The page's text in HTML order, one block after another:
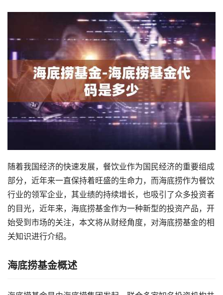
随着我国经济的快速发展，餐饮业作为国民经济的重要组成
部分，近年来一直保持着旺盛的生命力，而海底捞作为餐饮
行业的领军企业，其业绩的持续增长，也吸引了众多投资者
的目光，近年来，海底捞基金作为一种新型的投资产品，开
始受到市场的关注，本文将从财经角度，对海底捞基金的相
关知识进行介绍。
海底捞基金概述